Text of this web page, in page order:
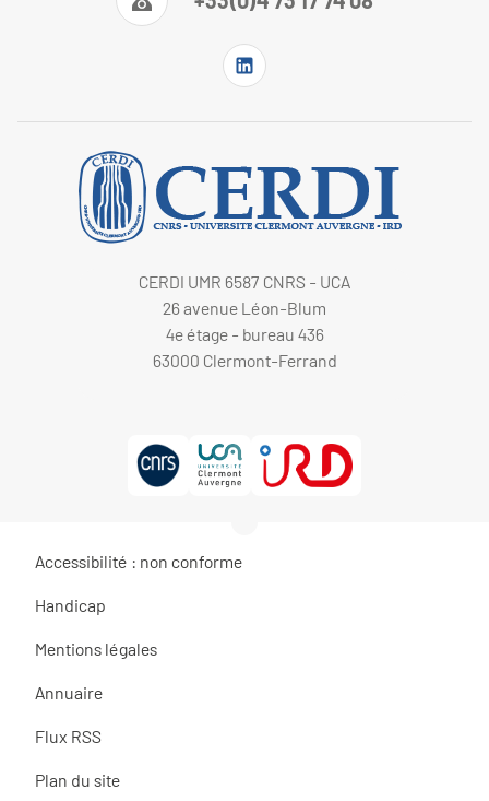
CERDI UMR 6587 CNRS - UCA
26 avenue Léon-Blum
4e étage - bureau 436
63000 Clermont-Ferrand
Accessibilité : non conforme
Handicap
Mentions légales
Annuaire
Flux RSS
Plan du site